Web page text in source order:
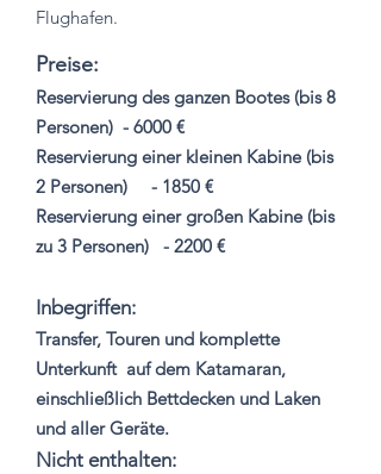
Flughafen.
Preise:
Reservierung des ganzen Bootes (bis 8
Personen) - 6000 €
Reservierung einer kleinen Kabine (bis
2 Personen)
- 1850 €
Reservierung einer großen Kabine (bis
zu 3 Personen)
- 2200 €
Inbegriffen:
Transfer, Touren und komplette
Unterkunft auf dem Katamaran,
einschließlich Bettdecken und Laken
und aller Geräte.
Nicht enthalten: